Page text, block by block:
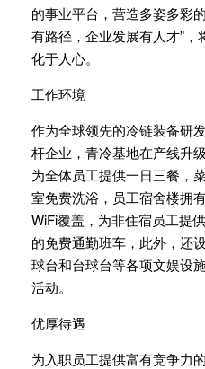
的事业平台，营造多姿多彩
有路径，企业发展有人才”
化于人心。
工作环境
作为全球领先的冷链装备研
杆企业，青冷基地在产线升
为全体员工提供一日三餐，
室免费洗浴，员工宿舍楼拥
WiFi覆盖，为非住宿员工提
的免费通勤班车，此外，还
球台和台球台等各项文娱设
活动。
优厚待遇
为入职员工提供富有竞争力